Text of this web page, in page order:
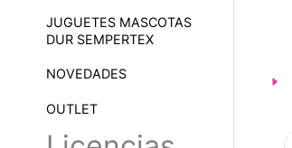
JUGUETES MASCOTAS
DUR SEMPERTEX
NOVEDADES
OUTLET